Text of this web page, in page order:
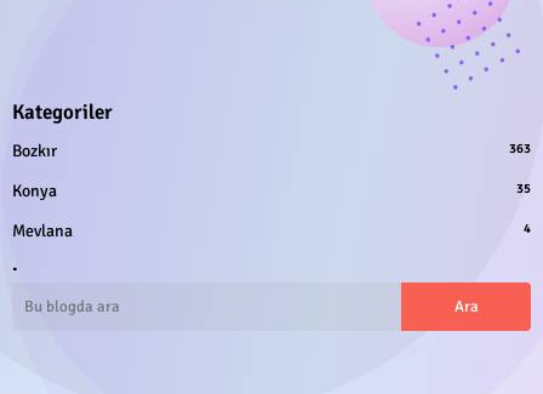
Kategoriler
Bozkır 363
Konya 35
Mevlana 4
.